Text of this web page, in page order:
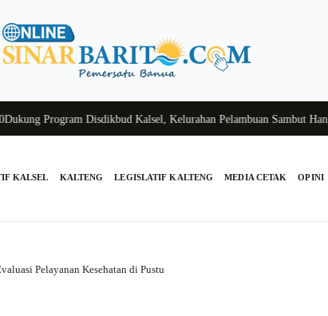
Program Disdikbud Kalsel, Kelurahan Pelambuan Sambut Hangat
KALSEL KALTENG LEGISLATIF KALTENG MEDIA CETAK OPINI
Pelayanan Kesehatan di Pustu